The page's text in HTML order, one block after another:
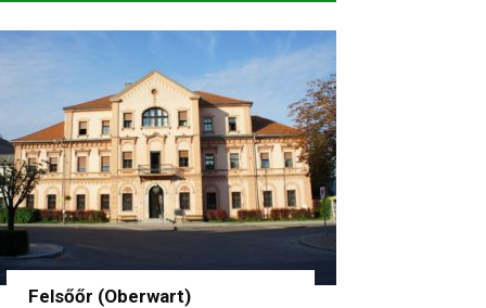
Felsőőr (Oberwart)